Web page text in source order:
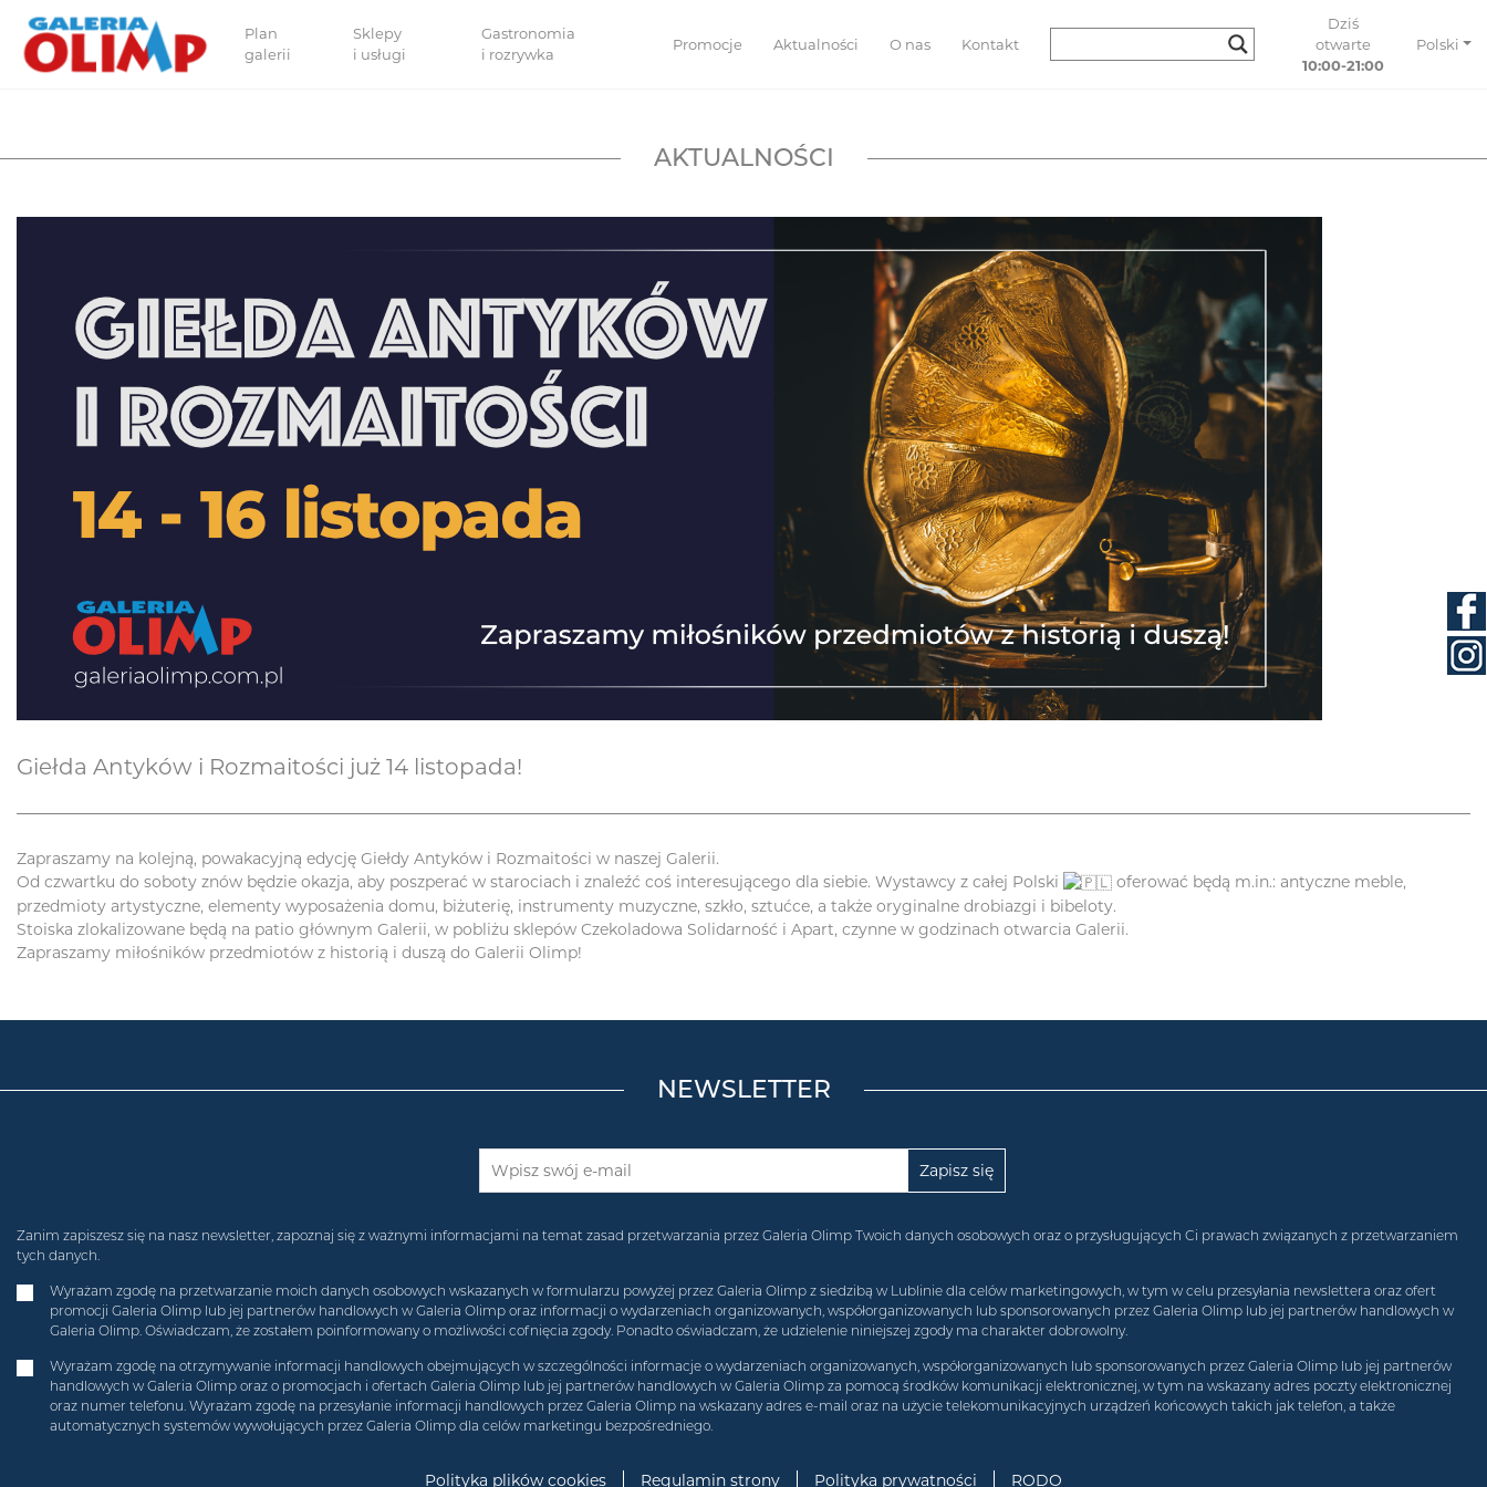
Plan
galerii
Sklepy
i usługi
Gastronomia
i rozrywka
Promocje Aktualności O nas Kontakt
Dziś
otwarte
10:00-21:00
Polski
AKTUALNOŚCI
Giełda Antyków i Rozmaitości już 14 listopada!
Zapraszamy na kolejną, powakacyjną edycję Giełdy Antyków i Rozmaitości w naszej Galerii.
Od czwartku do soboty znów będzie okazja, aby poszperać w starociach i znaleźć coś interesującego dla siebie. Wystawcy z całej Polski
oferować będą m.in.: antyczne meble,
przedmioty artystyczne, elementy wyposażenia domu, biżuterię, instrumenty muzyczne, szkło, sztućce, a także oryginalne drobiazgi i bibeloty.
Stoiska zlokalizowane będą na patio głównym Galerii, w pobliżu sklepów Czekoladowa Solidarność i Apart, czynne w godzinach otwarcia Galerii.
Zapraszamy miłośników przedmiotów z historią i duszą do Galerii Olimp!
NEWSLETTER
Zanim zapiszesz się na nasz newsletter, zapoznaj się z ważnymi informacjami na temat zasad przetwarzania przez Galeria Olimp Twoich danych osobowych oraz o przysługujących Ci prawach związanych z przetwarzaniem
tych danych.
Wyrażam zgodę na przetwarzanie moich danych osobowych wskazanych w formularzu powyżej przez Galeria Olimp z siedzibą w Lublinie dla celów marketingowych, w tym w celu przesyłania newslettera oraz ofert
promocji Galeria Olimp lub jej partnerów handlowych w Galeria Olimp oraz informacji o wydarzeniach organizowanych, współorganizowanych lub sponsorowanych przez Galeria Olimp lub jej partnerów handlowych w
Galeria Olimp. Oświadczam, że zostałem poinformowany o możliwości cofnięcia zgody. Ponadto oświadczam, że udzielenie niniejszej zgody ma charakter dobrowolny.
Wyrażam zgodę na otrzymywanie informacji handlowych obejmujących w szczególności informacje o wydarzeniach organizowanych, współorganizowanych lub sponsorowanych przez Galeria Olimp lub jej partnerów
handlowych w Galeria Olimp oraz o promocjach i ofertach Galeria Olimp lub jej partnerów handlowych w Galeria Olimp za pomocą środków komunikacji elektronicznej, w tym na wskazany adres poczty elektronicznej
oraz numer telefonu. Wyrażam zgodę na przesyłanie informacji handlowych przez Galeria Olimp na wskazany adres e-mail oraz na użycie telekomunikacyjnych urządzeń końcowych takich jak telefon, a także
automatycznych systemów wywołujących przez Galeria Olimp dla celów marketingu bezpośredniego.
Polityka plików cookies Regulamin strony Polityka prywatności RODO